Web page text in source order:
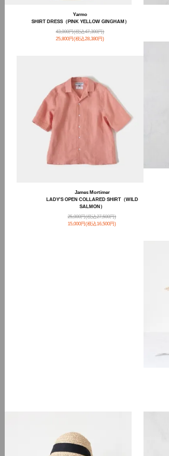
Yarmo
SHIRT DRESS（PINK YELLOW GINGHAM）
43,000円(税込47,300円)
25,800円(税込28,380円)
James Mortimer
LADY'S OPEN COLLARED SHIRT（WILD
SALMON）
25,000円(税込27,500円)
15,000円(税込16,500円)